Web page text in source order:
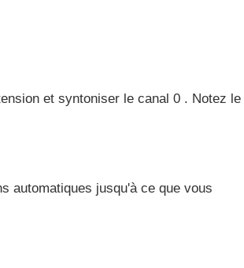
et syntoniser le canal 0 . Notez le
automatiques jusqu'à ce que vous